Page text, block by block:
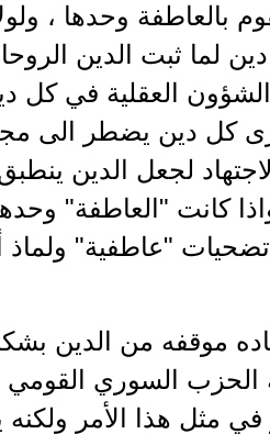
بالعاطفة وحدها ،
لما ثبت الدين
العقلية في كل
كل دين يضطر الى
لجعل الدين
واذا كانت "العاطفة"
"عاطفية"
موقفه من الدين
الحزب السوري القومي
في مثل هذا الأمر